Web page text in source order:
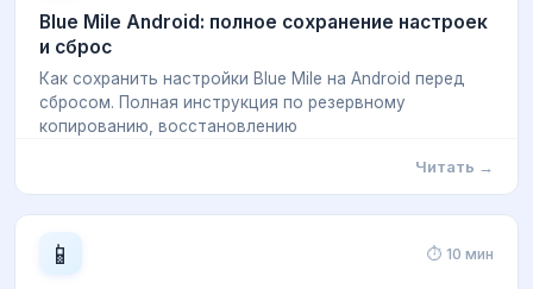
Blue Mile Android: полное сохранение настроек
и сброс
Как сохранить настройки Blue Mile на Android перед
сбросом. Полная инструкция по резервному
копированию, восстановлению
Читать →
📱 ⏱ 10 мин